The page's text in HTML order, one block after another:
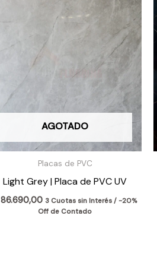
AGOTADO
Placas de PVC
Light Grey | Placa de PVC UV
86.690,00 3 Cuotas sin Interés / -20%
Off de Contado